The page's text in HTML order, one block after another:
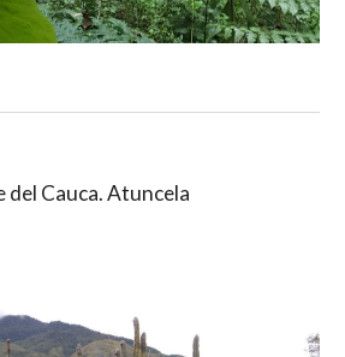
del Cauca. Atuncela